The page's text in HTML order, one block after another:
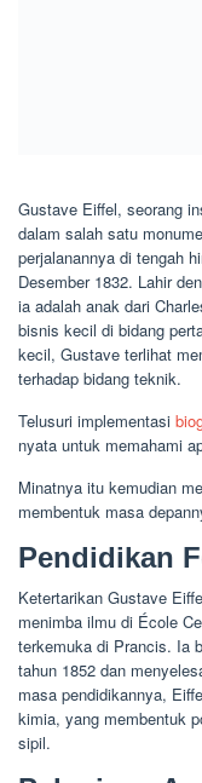
Gustave Eiffel, seorang
dalam salah satu
perjalanannya di tengah
Desember 1832. Lahir
ia adalah anak dari
bisnis kecil di bidang
kecil, Gustave terlihat
terhadap bidang teknik.
Telusuri implementasi
nyata untuk memahami
Minatnya itu kemudian
membentuk masa
Pendidikan
Ketertarikan Gustave
menimba ilmu di École
terkemuka di Prancis. Ia
tahun 1852 dan
masa pendidikannya,
kimia, yang membentuk
sipil.